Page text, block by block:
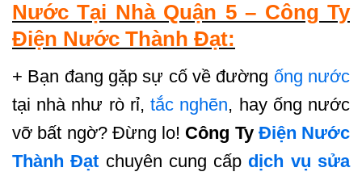
Nước Tại Nhà Quận 5 – Công Ty
Điện Nước Thành Đạt:
+ Bạn đang gặp sự cố về đường ống nước
tại nhà như rò rỉ,tắc nghẽn, hay ống nước
vỡ bất ngờ? Đừng lo! Công Ty Điện Nước
Thành Đạt chuyên cung cấp dịch vụ sửa